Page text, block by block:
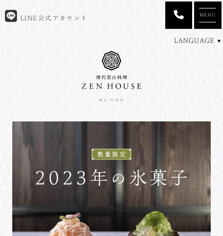
ゼン ハウス
LINE公式アカウント
LANGUAGE
MENU